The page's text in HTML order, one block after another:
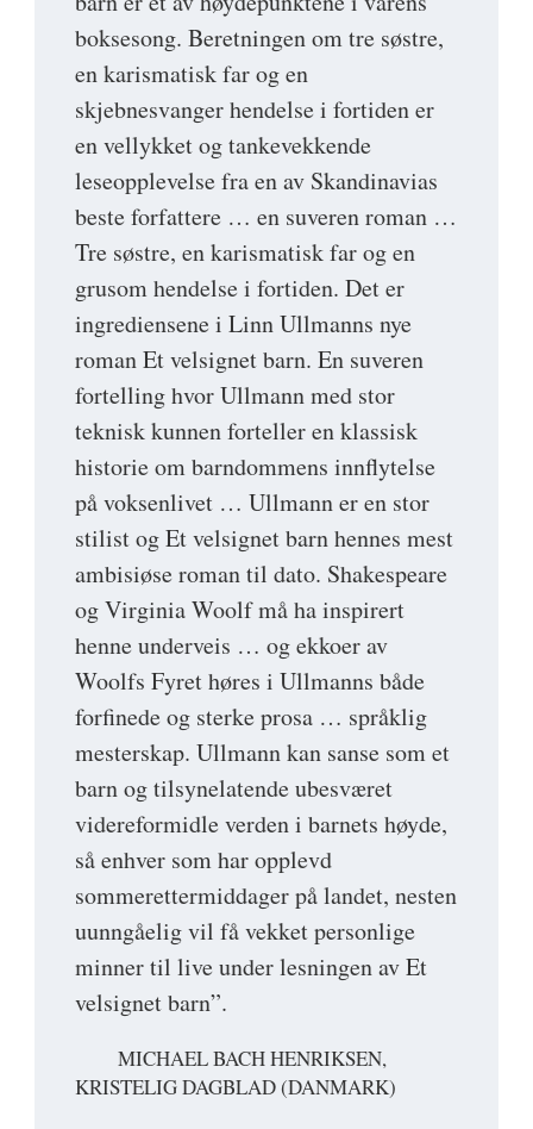
boksesong. Beretningen om tre søstre,
en karismatisk far og en
skjebnesvanger hendelse i fortiden er
en vellykket og tankevekkende
leseopplevelse fra en av Skandinavias
beste forfattere … en suveren roman …
Tre søstre, en karismatisk far og en
grusom hendelse i fortiden. Det er
ingrediensene i Linn Ullmanns nye
roman Et velsignet barn. En suveren
fortelling hvor Ullmann med stor
teknisk kunnen forteller en klassisk
historie om barndommens innflytelse
på voksenlivet … Ullmann er en stor
stilist og Et velsignet barn hennes mest
ambisiøse roman til dato. Shakespeare
og Virginia Woolf må ha inspirert
henne underveis … og ekkoer av
Woolfs Fyret høres i Ullmanns både
forfinede og sterke prosa … språklig
mesterskap. Ullmann kan sanse som et
barn og tilsynelatende ubesværet
videreformidle verden i barnets høyde,
så enhver som har opplevd
sommerettermiddager på landet, nesten
uunngåelig vil få vekket personlige
minner til live under lesningen av Et
velsignet barn”.
MICHAEL BACH HENRIKSEN,
KRISTELIG DAGBLAD (DANMARK)